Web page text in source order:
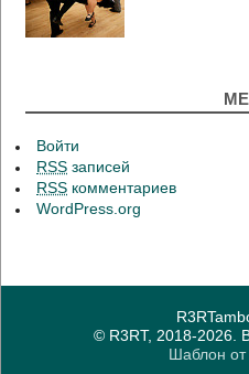
Войти
RSS записей
RSS комментариев
WordPress.org
© R3RT, 2018-2026.
Шаблон от